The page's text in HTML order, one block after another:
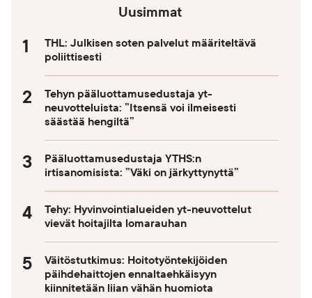
Uusimmat
THL: Julkisen soten palvelut määriteltävä
poliittisesti
Tehyn pääluottamusedustaja yt-
neuvotteluista: ”Itsensä voi ilmeisesti
säästää hengiltä”
Pääluottamusedustaja YTHS:n
irtisanomisista: ”Väki on järkyttynyttä”
Tehy: Hyvinvointialueiden yt-neuvottelut
vievät hoitajilta lomarauhan
Väitöstutkimus: Hoitotyöntekijöiden
päihdehaittojen ennaltaehkäisyyn
kiinnitetään liian vähän huomiota